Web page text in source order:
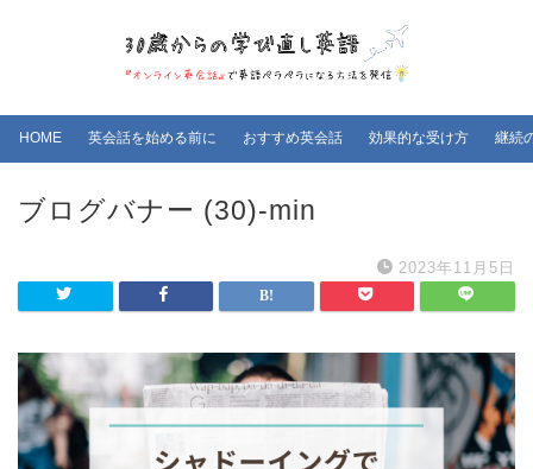
HOME 英会話を始める前に おすすめ英会話 効果的な受け方 継続
ブログバナー (30)-min
2023年11月5日